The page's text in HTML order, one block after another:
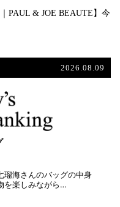
PAUL & JOE BEAUTE】今
2026.08.09
瑠海さんのバッグの中身
を楽しみながら…